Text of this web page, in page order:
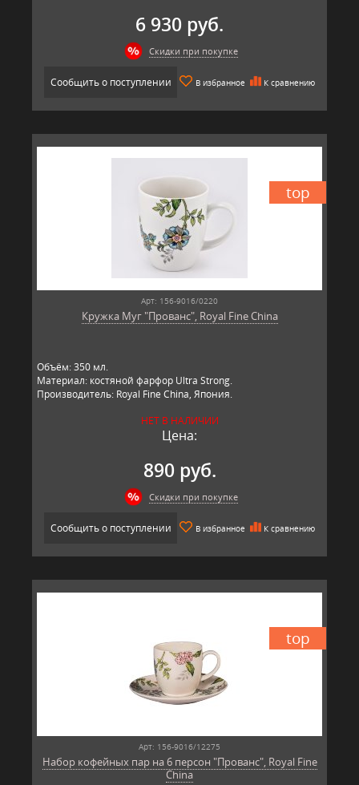
6 930 руб.
Скидки при покупке
Сообщить о поступлении В избранное К сравнению
top
Арт: 156-9016/0220
Кружка Муг "Прованс", Royal Fine China
Объём: 350 мл.
Материал: костяной фарфор Ultra Strong.
Производитель: Royal Fine China, Япония.
НЕТ В НАЛИЧИИ
Цена:
890 руб.
Скидки при покупке
Сообщить о поступлении В избранное К сравнению
top
Арт: 156-9016/12275
Набор кофейных пар на 6 персон "Прованс", Royal Fine
China